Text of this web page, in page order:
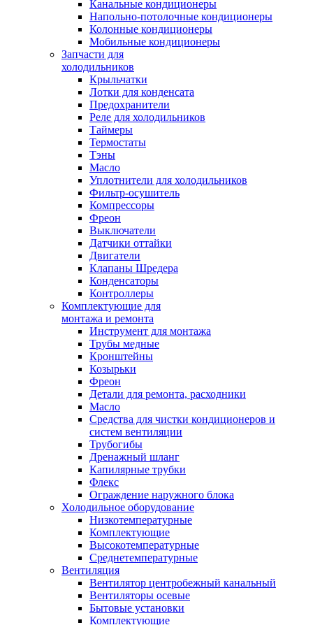
Канальные кондиционеры
Напольно-потолочные кондиционеры
Колонные кондиционеры
Мобильные кондиционеры
Запчасти для
холодильников
Крыльчатки
Лотки для конденсата
Предохранители
Реле для холодильников
Таймеры
Термостаты
Тэны
Масло
Уплотнители для холодильников
Фильтр-осушитель
Компрессоры
Фреон
Выключатели
Датчики оттайки
Двигатели
Клапаны Шредера
Конденсаторы
Контроллеры
Комплектующие для
монтажа и ремонта
Инструмент для монтажа
Трубы медные
Кронштейны
Козырьки
Фреон
Детали для ремонта, расходники
Масло
Средства для чистки кондиционеров и
систем вентиляции
Трубогибы
Дренажный шланг
Капилярные трубки
Флекс
Ограждение наружного блока
Холодильное оборудование
Низкотемпературные
Комплектующие
Высокотемпературные
Среднетемпературные
Вентиляция
Вентилятор центробежный канальный
Вентиляторы осевые
Бытовые установки
Комплектующие